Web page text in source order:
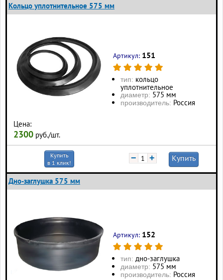
Кольцо уплотнительное 575 мм
Цена:
2300 руб./шт.
Артикул: 151
тип: кольцо
уплотнительное
диаметр: 575 мм
производитель: Россия
Купить
в 1 клик!
− + Купить
Дно-заглушка 575 мм
Артикул: 152
тип: дно-заглушка
диаметр: 575 мм
производитель: Россия